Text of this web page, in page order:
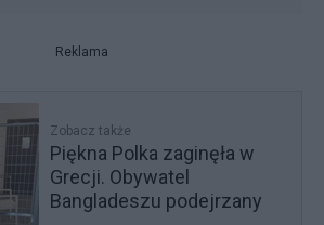
Reklama
Zobacz także
Piękna Polka zaginęła w
Grecji. Obywatel
Bangladeszu podejrzany